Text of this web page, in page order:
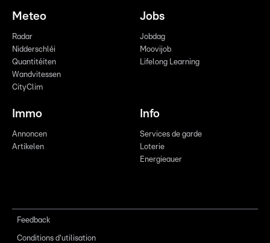
Meteo
Radar
Nidderschléi
Quantitéiten
Wandvitessen
CityClim
Jobs
Jobdag
Moovijob
Lifelong Learning
Immo
Annoncen
Artikelen
Info
Services de garde
Loterie
Energieauer
Feedback
Conditions d'utilisation